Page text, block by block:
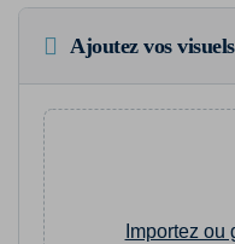
Ajoutez vos
Importez